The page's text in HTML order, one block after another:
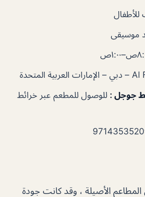
موسيقى
جوجل : للوصول للمطعم عبر خرائط
الأصيلة ، وقد كانت جودة